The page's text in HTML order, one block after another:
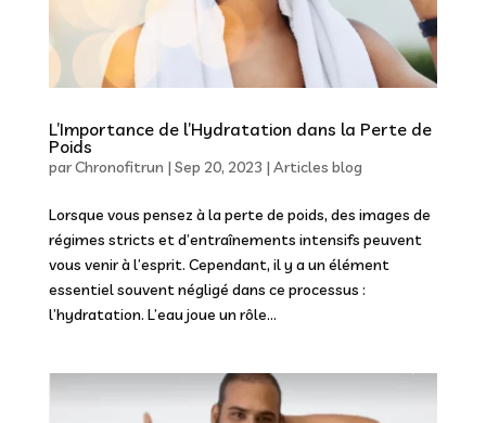
L’Importance de l’Hydratation dans la Perte de
Poids
parChronofitrun | Sep 20, 2023 | Articles blog
Lorsque vous pensez à la perte de poids, des images de
régimes stricts et d’entraînements intensifs peuvent
vous venir à l’esprit. Cependant, il y a un élément
essentiel souvent négligé dans ce processus :
l’hydratation. L’eau joue un rôle...